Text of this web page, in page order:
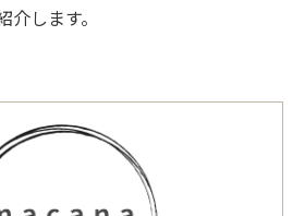
します。